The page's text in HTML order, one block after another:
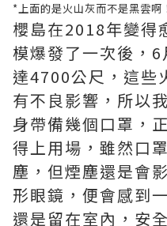
*上面的是火山灰而不是黑雲啊
櫻島在2018年變得
模爆發了一次後，
達4700公尺，這些
有不良影響，所以
身帶備幾個口罩，
得上用場，雖然口
塵，但煙塵還是會
形眼鏡，便會感到
還是留在室內，安